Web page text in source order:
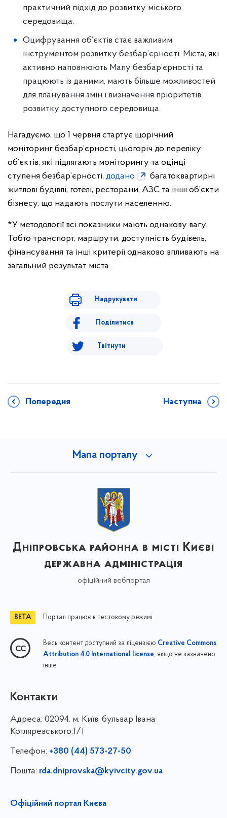
практичний підхід до розвитку міського
середовища.
Оцифрування об’єктів стає важливим
інструментом розвитку безбар’єрності. Міста, які
активно наповнюють Мапу безбар’єрності та
працюють із даними, мають більше можливостей
для планування змін і визначення пріоритетів
розвитку доступного середовища.
Нагадуємо, що 1 червня стартує щорічний
моніторинг безбар’єрності, цьогоріч до переліку
об’єктів, які підлягають моніторингу та оцінці
ступеня безбар’єрності, додано
багатоквартирні
житлові будівлі, готелі, ресторани, АЗС та інші об’єкти
бізнесу, що надають послуги населенню.
*У методології всі показники мають однакову вагу.
Тобто транспорт, маршрути, доступність будівель,
фінансування та інші критерії однаково впливають на
загальний результат міста.
Надрукувати
Поділитися
Твітнути
Попередня Наступна
Мапа порталу
Дніпровська районна в місті Києві
державна адміністрація
офіційний вебпортал
Портал працює в тестовому режимі
Весь контент доступний за ліцензією Creative Commons
Attribution 4.0 International license, якщо не зазначено
інше
Контакти
Адреса: 02094, м. Київ, бульвар Івана
Котляревського,1/1
Телефон: +380 (44) 573-27-50
Пошта: rda.dniprovska@kyivcity.gov.ua
Офіційний портал Києва